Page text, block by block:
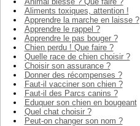
Aliments toxiques, attention !
Apprendre la marche en laisse ?
Apprendre le rappel ?
Apprendre le pas bouger ?
Chien perdu ! Que faire ?
Quelle race de chien choisir ?
Choisir son assurance ?
Donner des récompenses ?
Faut-il vacciner son chien ?
Faut-il des Parcs canins ?
Eduquer son chien en bougeant
Quel chat choisir ?
Peut-on changer son nom ?